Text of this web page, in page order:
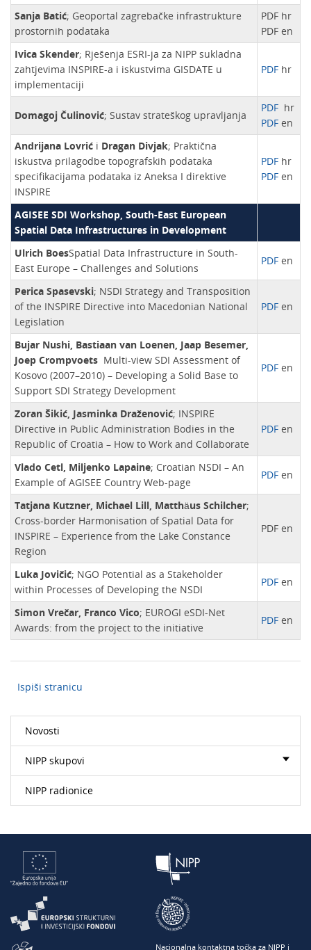
Sanja Batić; Geoportal zagrebačke infrastrukture
prostornih podataka
PDF hr
PDF en
Ivica Skender; Rješenja ESRI-ja za NIPP sukladna
zahtjevima INSPIRE-a i iskustvima GISDATE u
implementaciji
PDF hr
Domagoj Čulinović; Sustav strateškog upravljanja
PDF hr
PDF en
Andrijana Lovrić i Dragan Divjak; Praktična
iskustva prilagodbe topografskih podataka
specifikacijama podataka iz Aneksa I direktive
INSPIRE
PDF hr
PDF en
AGISEE SDI Workshop, South-East European
Spatial Data Infrastructures in Development
Ulrich BoesSpatial Data Infrastructure in South-
East Europe – Challenges and Solutions
PDF en
Perica Spasevski; NSDI Strategy and Transposition
of the INSPIRE Directive into Macedonian National
Legislation
PDF en
Bujar Nushi, Bastiaan van Loenen, Jaap Besemer,
Joep Crompvoets Multi-view SDI Assessment of
Kosovo (2007–2010) – Developing a Solid Base to
Support SDI Strategy Development
PDF en
Zoran Šikić, Jasminka Draženović; INSPIRE
Directive in Public Administration Bodies in the
Republic of Croatia – How to Work and Collaborate
PDF en
Vlado Cetl, Miljenko Lapaine; Croatian NSDI – An
Example of AGISEE Country Web-page
PDF en
Tatjana Kutzner, Michael Lill, Matthäus Schilcher;
Cross-border Harmonisation of Spatial Data for
INSPIRE – Experience from the Lake Constance
Region
PDF en
Luka Jovičić; NGO Potential as a Stakeholder
within Processes of Developing the NSDI
PDF en
Simon Vrečar, Franco Vico; EUROGI eSDI-Net
Awards: from the project to the initiative
PDF en
Ispiši stranicu
Novosti
NIPP skupovi
NIPP radionice
Nacionalna kontaktna točka za NIPP i